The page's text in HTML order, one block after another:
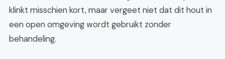
klinkt misschien kort, maar vergeet niet dat dit hout in
een open omgeving wordt gebruikt zonder
behandeling.